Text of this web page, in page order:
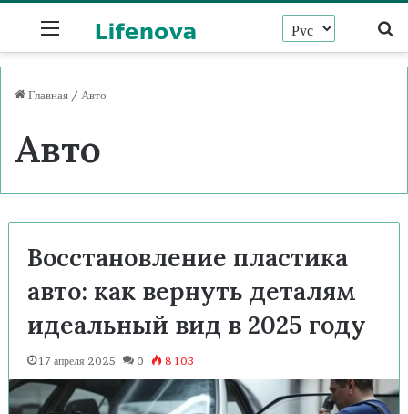
Menu
Главная / Авто
Авто
Восстановление пластика
авто: как вернуть деталям
идеальный вид в 2025 году
17 апреля 2025 0 8 103